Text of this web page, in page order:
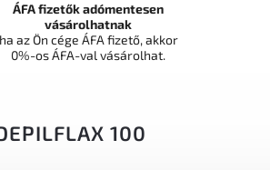
100
ÁFA fizetők adómentesen
vásárolhatnak
ha az Ön cége ÁFA fizető, akkor
0%-os ÁFA-val vásárolhat.